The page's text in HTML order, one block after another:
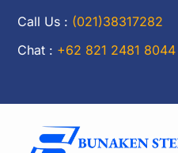
Call Us : (021)38317282
Chat : +62 821 2481 8044